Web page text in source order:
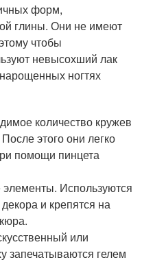
форм,
глины. Они не имеют
чтобы
невысохший лак
ногтях
количество кружев
этого они легко
помощи пинцета
Используются
и крепятся на
или
запечатываются гелем